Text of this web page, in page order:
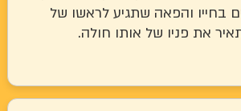
והפאה שתגיע לראשו של
של אותו חולה.